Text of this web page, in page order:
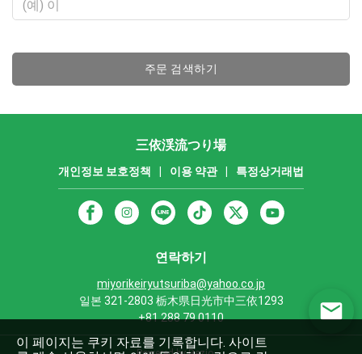
주문 검색하기
三依渓流つり場
개인정보 보호정책 이용 약관 특정상거래법
연락하기
miyorikeiryutsuriba@yahoo.co.jp
일본 321-2803 栃木県日光市中三依1293
+81 288 79 0110
이 페이지는 쿠키 자료를 기록합니다. 사이트